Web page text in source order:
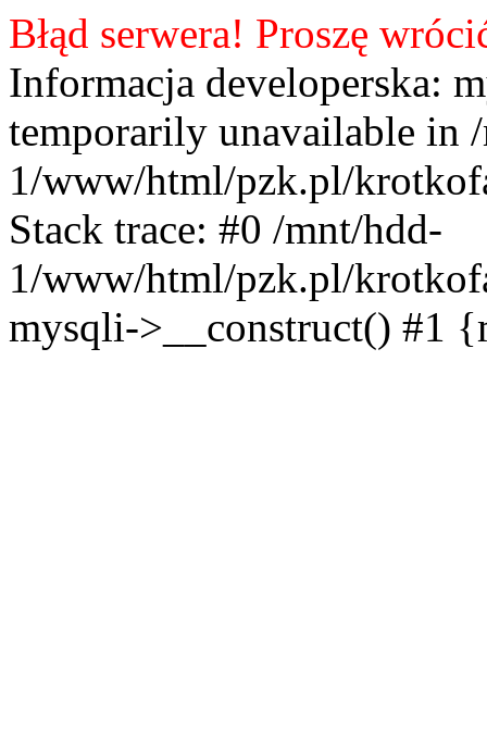
Błąd serwera! Proszę
Informacja developerska:
temporarily unavailable in
1/www/html/pzk.pl/
Stack trace: #0 /mnt/hdd-
1/www/html/pzk.pl/
mysqli->__construct() #1